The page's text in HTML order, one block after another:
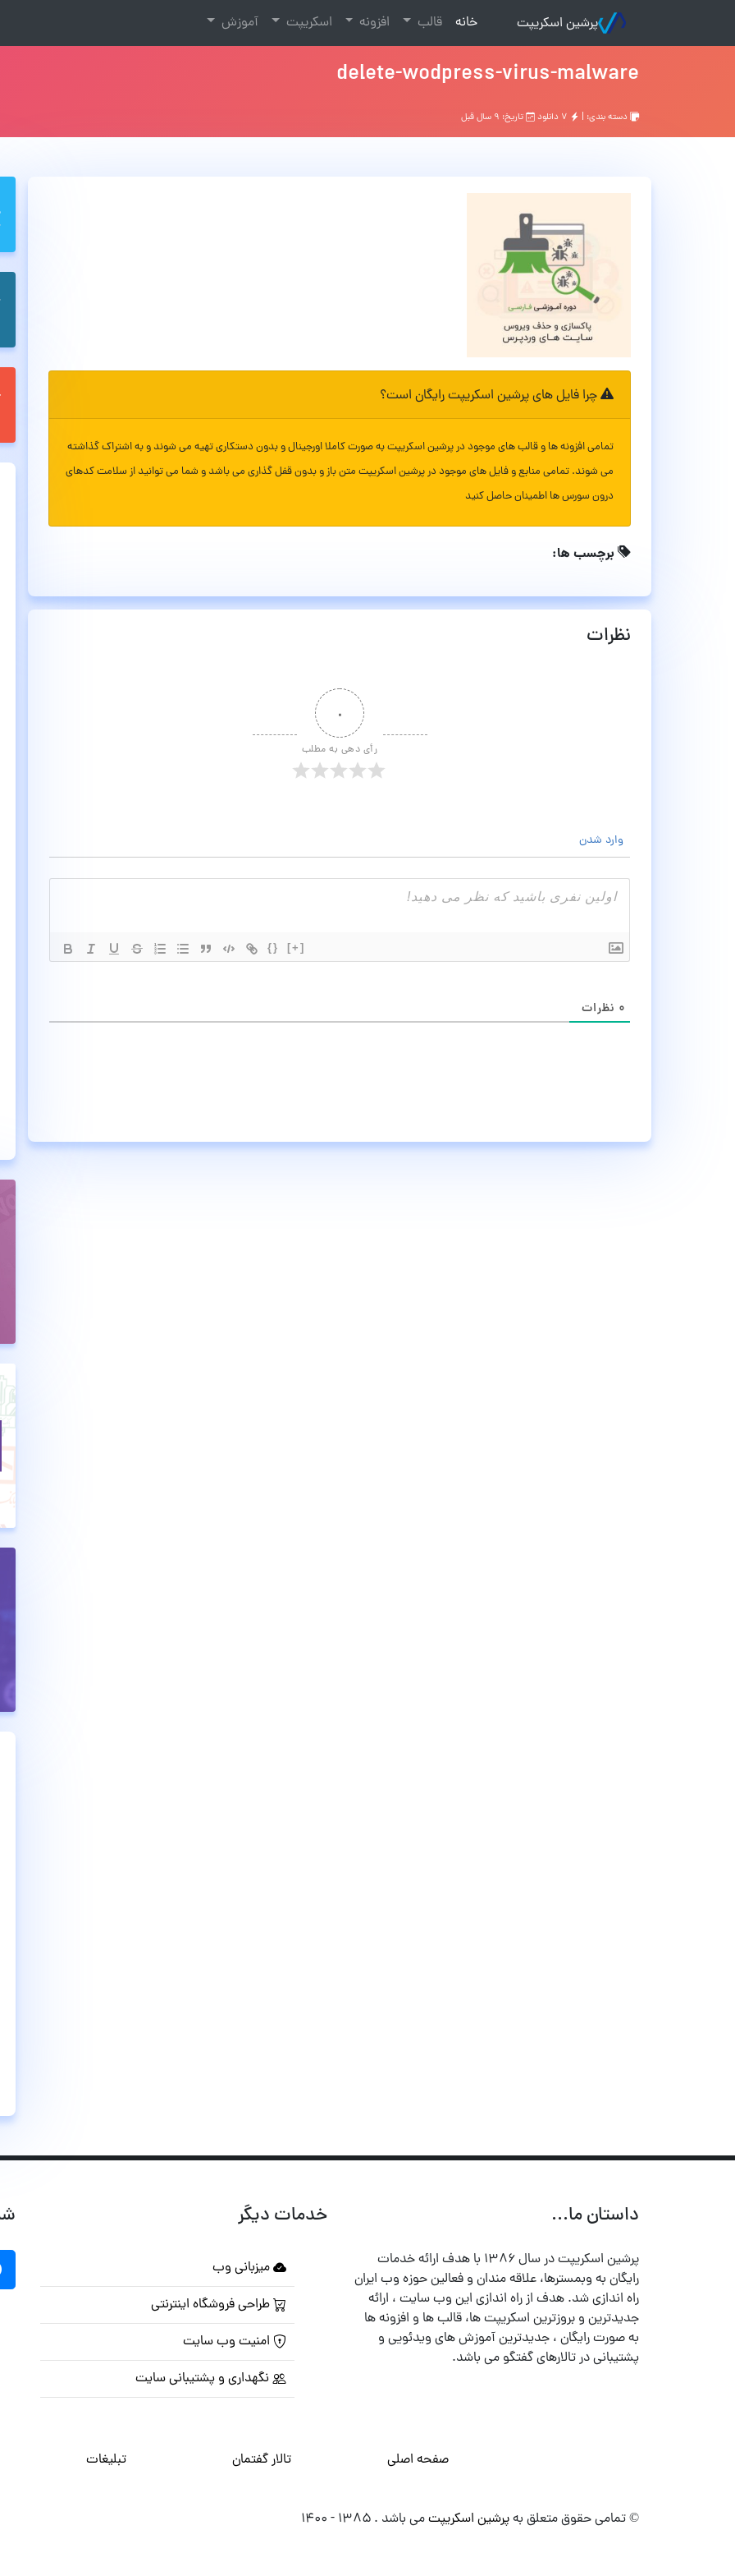
پرشین اسکریپت خانه
(current) قالب افزونه اسکریپت آموزش
delete-wodpress-virus-malware
دسته بندی: | تاریخ: ۹ سال قبل
چرا فایل های پرشین اسکریپت رایگان است؟
تمامی افزونه ها و قالب های موجود در پرشین اسکریپت به صورت کاملا اورجینال و بدون دستکاری تهیه می شوند و به اشتراک گذاشته
می شوند. تمامی منابع و فایل های موجود در پرشین اسکریپت متن باز و بدون قفل گذاری می باشد و شما می توانید از سلامت کدهای
درون سورس ها اطمینان حاصل کنید
برچسب ها:
نظرات
۰
رأی دهی به مطلب
وارد شدن
{} [+]
۰ نظرات
داستان ما...
پرشین اسکریپت در سال ۱۳۸۶ با هدف ارائه خدمات
رایگان به وبمسترها، علاقه مندان و فعالین حوزه وب ایران
راه اندازی شد. هدف از راه اندازی این وب سایت ، ارائه
جدیدترین و بروزترین اسکریپت ها، قالب ها و افزونه ها
به صورت رایگان ، جدیدترین آموزش های ویدئویی و
پشتیبانی در تالارهای گفتگو می باشد.
خدمات دیگر
میزبانی وب
طراحی فروشگاه اینترنتی
امنیت وب سایت
نگهداری و پشتیبانی سایت
صفحه اصلی تالار گفتمان تبلیغات
© تمامی حقوق متعلق بهپرشین اسکریپتمی باشد . ۱۳۸۵ - ۱۴۰۰